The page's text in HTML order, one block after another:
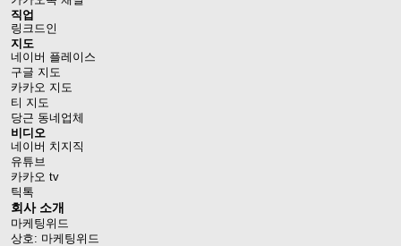
직업
링크드인
지도
네이버 플레이스
구글 지도
카카오 지도
티 지도
당근 동네업체
비디오
네이버 치지직
유튜브
카카오 tv
틱톡
회사 소개
마케팅위드
상호: 마케팅위드